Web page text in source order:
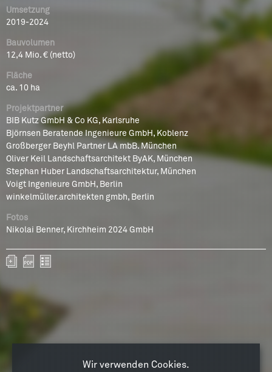
Umsetzung
2019-2024
Bauvolumen
12,4 Mio. € (netto)
Fläche
ca. 10 ha
Projektpartner
BIB Kutz GmbH & Co KG, Karlsruhe
Björnsen Beratende Ingenieure GmbH, Koblenz
Großberger Beyhl Partner LA mbB. München
Oliver Keil Landschaftsarchitekt ByAK, München
Stephan Huber Landschaftsarchitektur, München
Voigt Ingenieure GmbH, Berlin
winkelmüller.architekten gmbh, Berlin
Fotos
Nikolai Benner, Kirchheim 2024 GmbH
Wir verwenden Cookies.